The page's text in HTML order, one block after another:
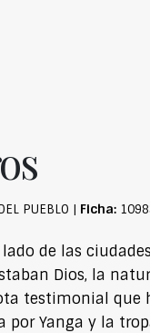
PUEBLO | Ficha:
de las
Dios, la
testimonial que
Yanga y la